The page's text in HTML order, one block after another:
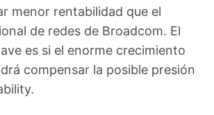
menor rentabilidad que el
de redes de Broadcom. El
es si el enorme crecimiento
compensar la posible presión